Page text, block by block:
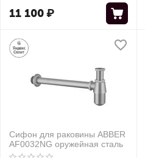
11 100₽
Сифон для раковины ABBER
AF0032NG оружейная сталь